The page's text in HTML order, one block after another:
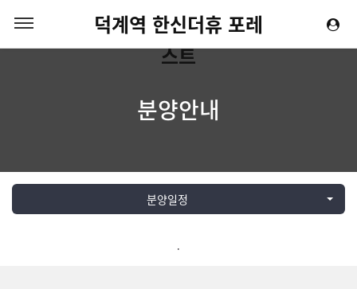
덕계역 한신더휴 포레
스트
분양안내
분양일정
.